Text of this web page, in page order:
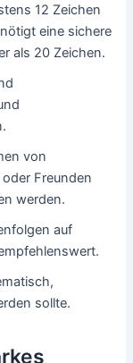
12 Zeichen
eine sichere
als 20 Zeichen.
von
Freunden
werden.
auf
sollte.